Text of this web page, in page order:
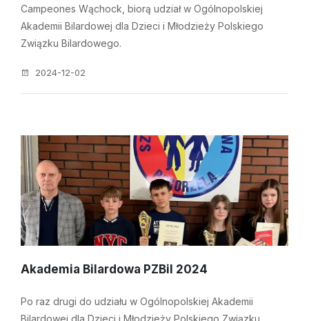
Campeones Wąchock, biorą udział w Ogólnopolskiej
Akademii Bilardowej dla Dzieci i Młodzieży Polskiego
Związku Bilardowego.
2024-12-02
Akademia Bilardowa PZBil 2024
Po raz drugi do udziału w Ogólnopolskiej Akademii